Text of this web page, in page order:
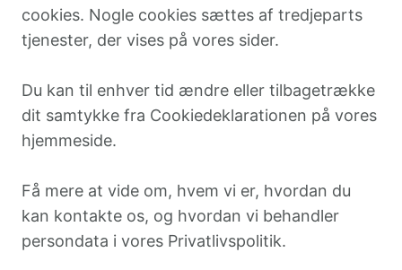
cookies. Nogle cookies sættes af tredjeparts
tjenester, der vises på vores sider.
Du kan til enhver tid ændre eller tilbagetrække
dit samtykke fra Cookiedeklarationen på vores
hjemmeside.
Få mere at vide om, hvem vi er, hvordan du
kan kontakte os, og hvordan vi behandler
persondata i vores Privatlivspolitik.